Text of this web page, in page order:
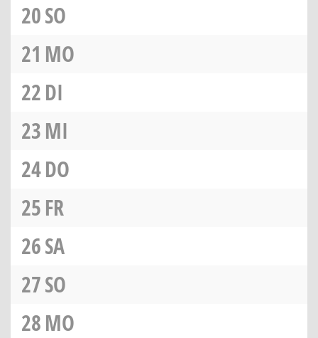
20SO
21 MO
22DI
23MI
24DO
25FR
26SA
27SO
28MO